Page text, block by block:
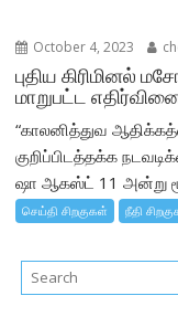
October 4, 2023
புதிய கிரிமினல்
மாறுபட்ட
“காலனித்துவ
குறிப்பிடத்தக்க
ஷா ஆகஸ்ட் 11 அன்று
செய்தி சிறகுகள் நீதி